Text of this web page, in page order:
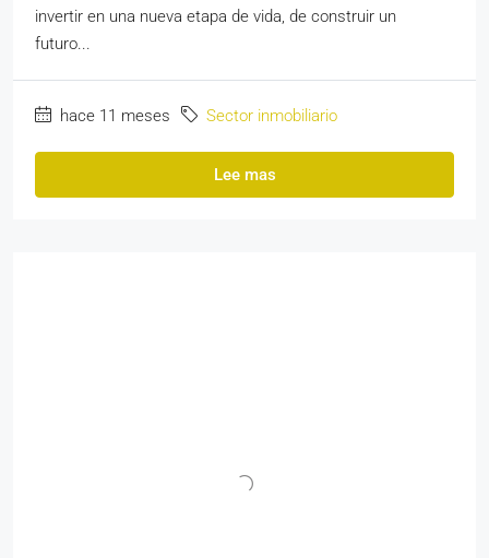
invertir en una nueva etapa de vida, de construir un
futuro...
hace 11 meses Sector inmobiliario
Lee mas